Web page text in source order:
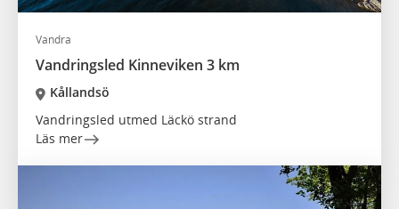
Vandra
Vandringsled Kinneviken 3 km
Kållandsö
Vandringsled utmed Läckö strand
Läs mer